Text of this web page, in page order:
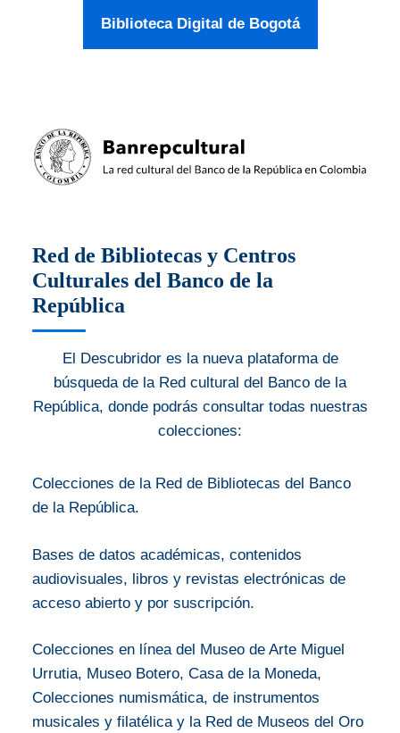
Biblioteca Digital de Bogotá
Red de Bibliotecas y Centros
Culturales del Banco de la
República
El Descubridor es la nueva plataforma de
búsqueda de la Red cultural del Banco de la
República, donde podrás consultar todas nuestras
colecciones:
Colecciones de la Red de Bibliotecas del Banco
de la República.
Bases de datos académicas, contenidos
audiovisuales, libros y revistas electrónicas de
acceso abierto y por suscripción.
Colecciones en línea del Museo de Arte Miguel
Urrutia, Museo Botero, Casa de la Moneda,
Colecciones numismática, de instrumentos
musicales y filatélica y la Red de Museos del Oro